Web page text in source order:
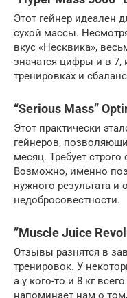
Этот гейнер идеален
сухой массы.
вкус «Несквика»,
значатся цифры и в 7,
тренировках и
“Serious Mass”
Этот практически
гейнеров,
месяц. Требует
Возможно, именно
нужного результата
недобросовестности.
”Muscle Juice
Отзывы разнятся в
тренировок. У
а у кого-то и 8 кг
напоминает нам о